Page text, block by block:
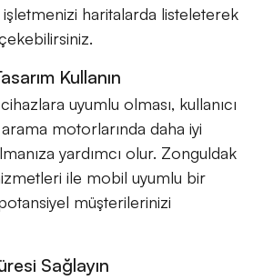
işletmenizi haritalarda listeleterek
Kullanın
uyumlu olması, kullanıcı
motorlarında daha iyi
yardımcı olur. Zonguldak
ile mobil uyumlu bir
müşterilerinizi
Sağlayın